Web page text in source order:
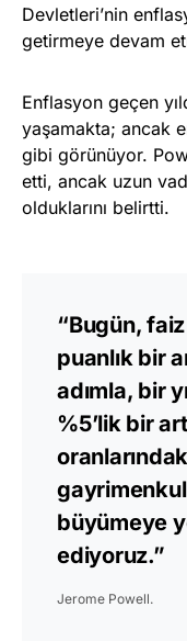
Devletleri’nin
getirmeye devam
Enflasyon geçen
yaşamakta; ancak
gibi görünüyor.
etti, ancak uzun
olduklarını belirtti.
“Bugün,
puanlık bir
adımla, bir
%5’lik bir
büyümeye
ediyoruz.”
Jerome Powell.